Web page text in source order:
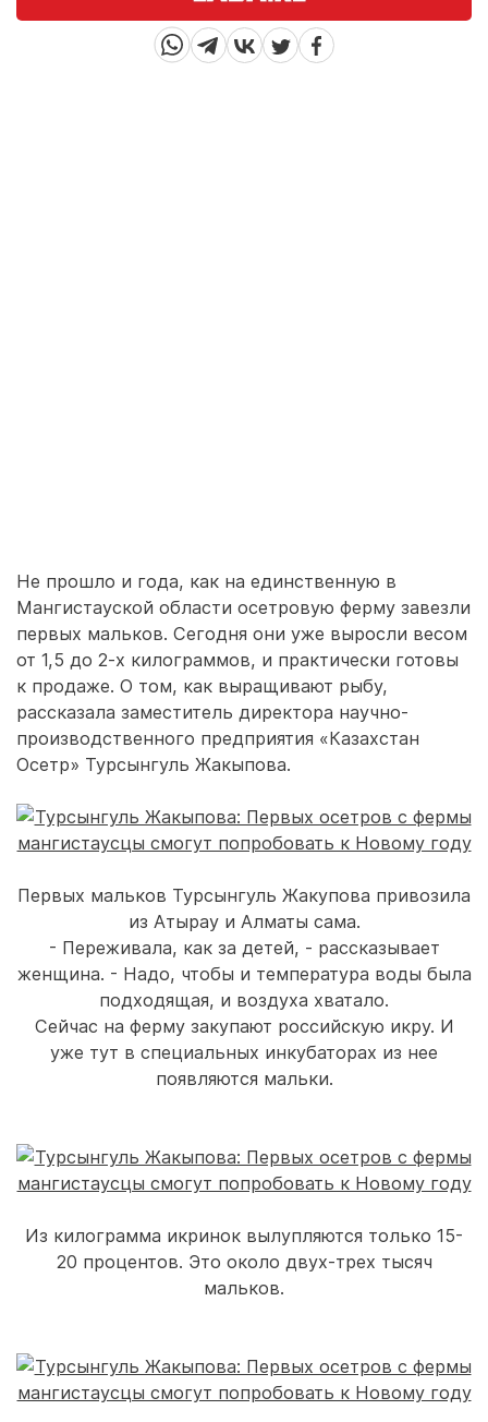
Не прошло и года, как на единственную в
Мангистауской области осетровую ферму завезли
первых мальков. Сегодня они уже выросли весом
от 1,5 до 2-х килограммов, и практически готовы
к продаже. О том, как выращивают рыбу,
рассказала заместитель директора научно-
производственного предприятия «Казахстан
Осетр» Турсынгуль Жакыпова.
Первых мальков Турсынгуль Жакупова привозила
из Атырау и Алматы сама.
- Переживала, как за детей, - рассказывает
женщина. - Надо, чтобы и температура воды была
подходящая, и воздуха хватало.
Сейчас на ферму закупают российскую икру. И
уже тут в специальных инкубаторах из нее
появляются мальки.
Из килограмма икринок вылупляются только 15-
20 процентов. Это около двух-трех тысяч
мальков.